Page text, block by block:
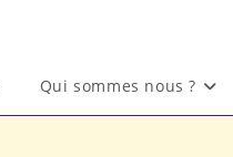
Qui sommes nous ?